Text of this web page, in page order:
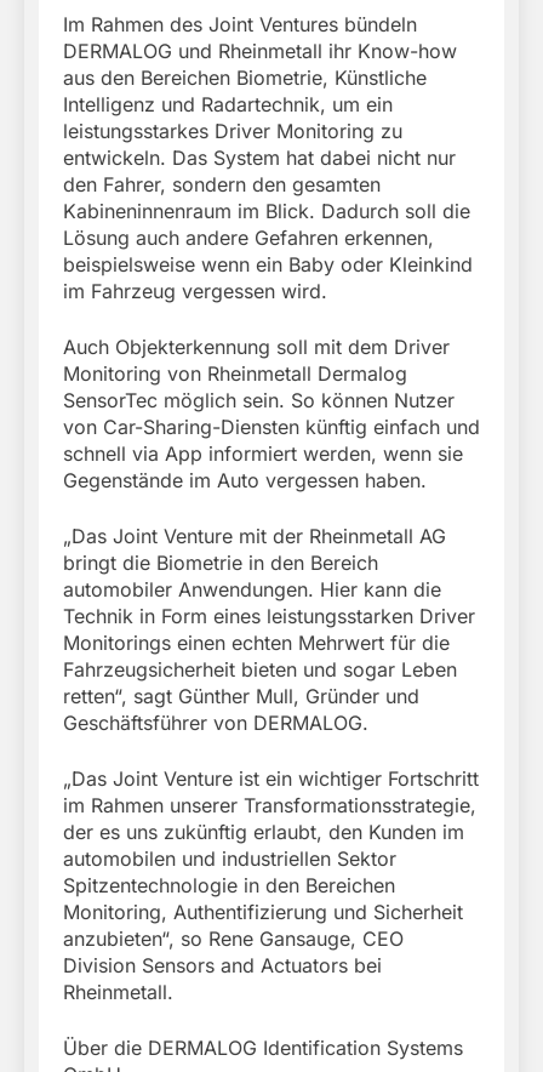
Im Rahmen des Joint Ventures bündeln
DERMALOG und Rheinmetall ihr Know-how
aus den Bereichen Biometrie, Künstliche
Intelligenz und Radartechnik, um ein
leistungsstarkes Driver Monitoring zu
entwickeln. Das System hat dabei nicht nur
den Fahrer, sondern den gesamten
Kabineninnenraum im Blick. Dadurch soll die
Lösung auch andere Gefahren erkennen,
beispielsweise wenn ein Baby oder Kleinkind
im Fahrzeug vergessen wird.
Auch Objekterkennung soll mit dem Driver
Monitoring von Rheinmetall Dermalog
SensorTec möglich sein. So können Nutzer
von Car-Sharing-Diensten künftig einfach und
schnell via App informiert werden, wenn sie
Gegenstände im Auto vergessen haben.
„Das Joint Venture mit der Rheinmetall AG
bringt die Biometrie in den Bereich
automobiler Anwendungen. Hier kann die
Technik in Form eines leistungsstarken Driver
Monitorings einen echten Mehrwert für die
Fahrzeugsicherheit bieten und sogar Leben
retten“, sagt Günther Mull, Gründer und
Geschäftsführer von DERMALOG.
„Das Joint Venture ist ein wichtiger Fortschritt
im Rahmen unserer Transformationsstrategie,
der es uns zukünftig erlaubt, den Kunden im
automobilen und industriellen Sektor
Spitzentechnologie in den Bereichen
Monitoring, Authentifizierung und Sicherheit
anzubieten“, so Rene Gansauge, CEO
Division Sensors and Actuators bei
Rheinmetall.
Über die DERMALOG Identification Systems